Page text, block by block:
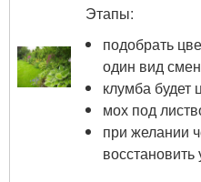
Этапы:
подобрать
один вид
клумба будет
мох под
при желании
восстановить